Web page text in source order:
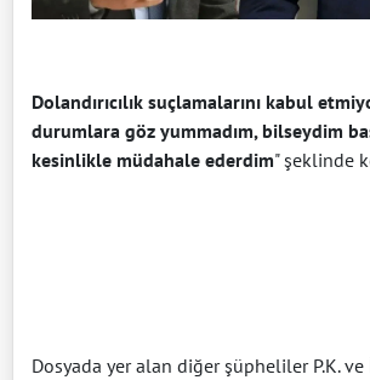
Dolandırıcılık suçlamalarını kabul
durumlara göz yummadım, bilseydim
kesinlikle müdahale ederdim" şeklinde
Dosyada yer alan diğer şüpheliler P.K. ve